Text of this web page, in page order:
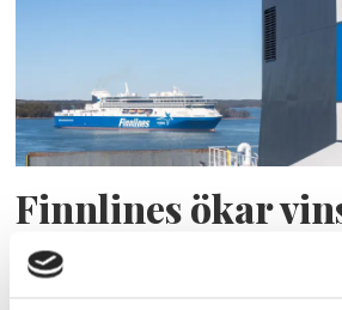
Finnlines ökar
högt kostnadstryck